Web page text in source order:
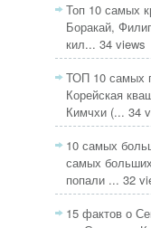
Топ 10 самых
Боракай,
кил... 34 views
ТОП 10 самых
Корейская
Кимчхи (... 34
10 самых
самых
попали ... 32
15 фактов о